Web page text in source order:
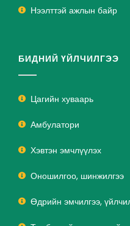
Нээлттэй ажлын байр
БИДНИЙ ҮЙЛЧИЛГЭЭ
Цагийн хуваарь
Амбулатори
Хэвтэн эмчлүүлэх
Оношилгоо, шинжилгээ
Өдрийн эмчилгээ,